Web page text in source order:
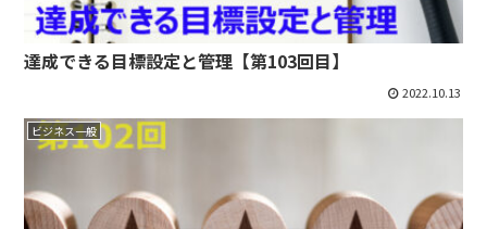
達成できる目標設定と管理【第103回目】
2022.10.13
ビジネス一般